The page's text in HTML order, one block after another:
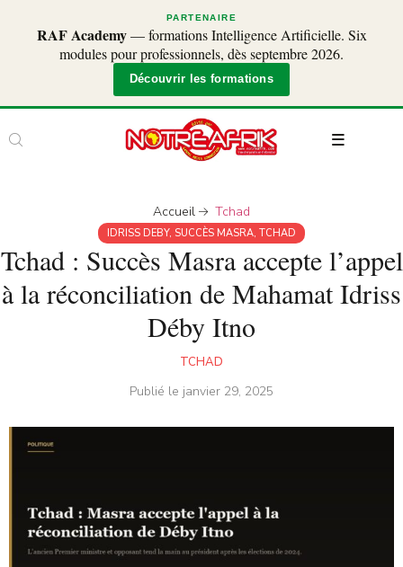
PARTENAIRE
RAF Academy— formations Intelligence Artificielle. Six
modules pour professionnels, dès septembre 2026.
Découvrir les formations
Accueil Tchad
IDRISS DEBY, SUCCÈS MASRA, TCHAD
Tchad : Succès Masra accepte l’appel
à la réconciliation de Mahamat Idriss
Déby Itno
TCHAD
Publié le janvier 29, 2025